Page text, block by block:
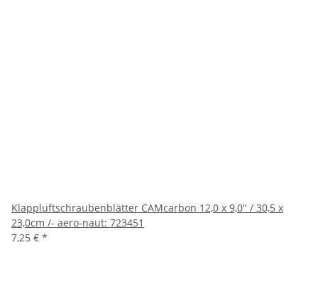
Klappluftschraubenblätter CAMcarbon 12,0 x 9,0" / 30,5 x
23,0cm /- aero-naut: 723451
7,25 € *